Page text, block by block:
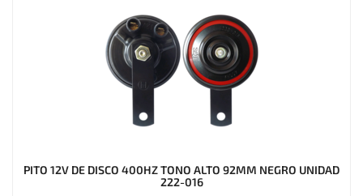
PITO 12V DE DISCO 400HZ TONO ALTO 92MM NEGRO UNIDAD
222-016